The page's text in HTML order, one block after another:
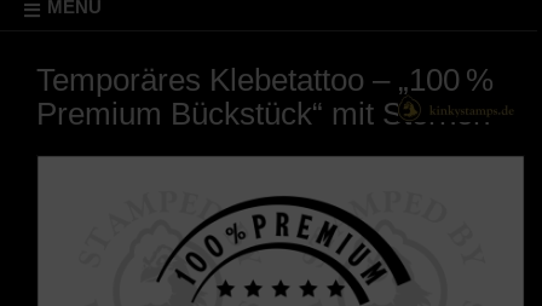
MENÜ
Temporäres Klebetattoo – „100 %
Premium Bückstück“ mit Sternen